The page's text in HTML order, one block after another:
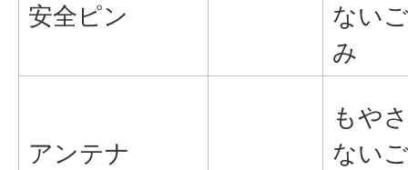
安全ピン
ないご
み
アンテナ
もやさ
ないご